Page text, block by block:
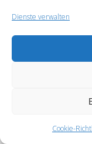
Dienste verwalten
Cookie-
©